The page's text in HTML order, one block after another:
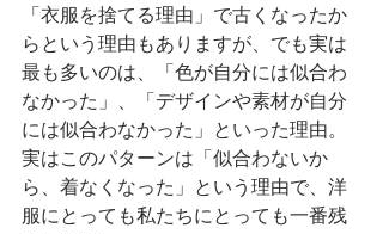
「衣服を捨てる理由」で古くなったか
らという理由もありますが、でも実は
最も多いのは、「色が自分には似合わ
なかった」、「デザインや素材が自分
には似合わなかった」といった理由。
実はこのパターンは「似合わないか
ら、着なくなった」という理由で、洋
服にとっても私たちにとっても一番残